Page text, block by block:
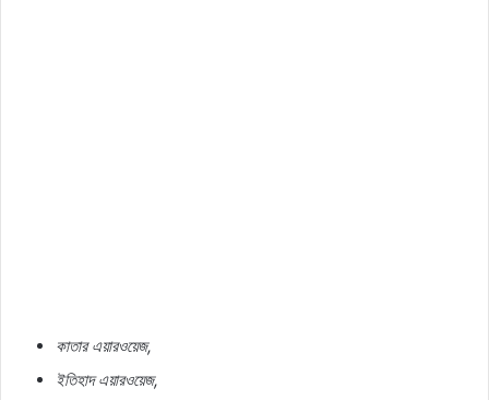
কাতার এয়ারওয়েজ,
ইতিহাদ এয়ারওয়েজ,